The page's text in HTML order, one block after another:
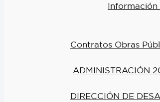
Información
Contratos Obras
ADMINISTRACIÓN
DIRECCIÓN DE